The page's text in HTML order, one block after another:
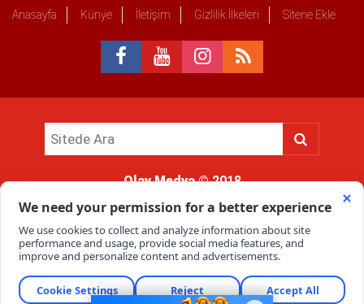
Anasayfa Künye İletişim Gizlilik İlkeleri Sitene Ekle
Olay Medya© 2018
kullanımı hukuki yaptırıma tabidir.
Haber Portalı Yazılımı